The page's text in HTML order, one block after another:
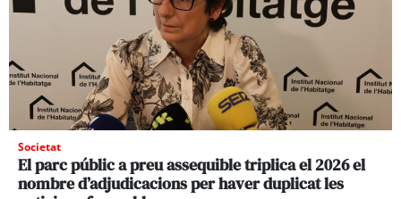
Societat
El parc públic a preu assequible triplica el 2026 el
nombre d’adjudicacions per haver duplicat les